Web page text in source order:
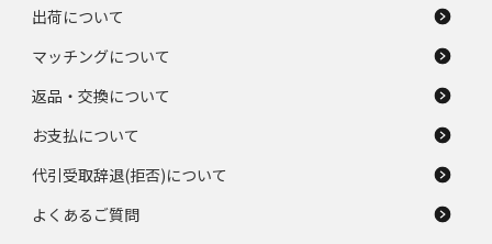
出荷について
マッチングについて
返品・交換について
お支払について
代引受取辞退(拒否)について
よくあるご質問